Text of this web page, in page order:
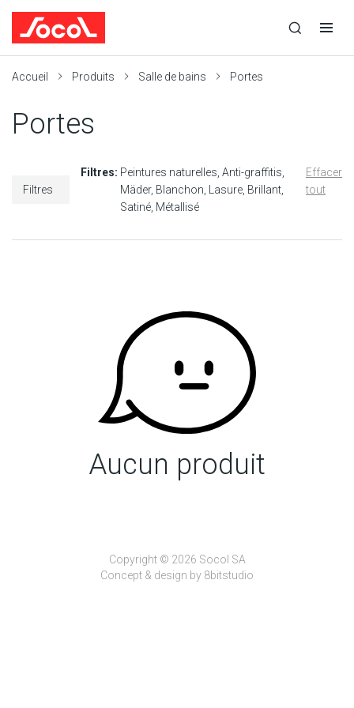
recherche
recherche
navigation
Accueil Produits Salle de bains Portes
Portes
Filtres
Filtres: Peintures naturelles Anti-graffitis
Mäder Blanchon Lasure Brillant
Satiné Métallisé
Effacer
tout
Aucun produit
Copyright © 2026 Socol SA
Concept & design by 8bitstudio